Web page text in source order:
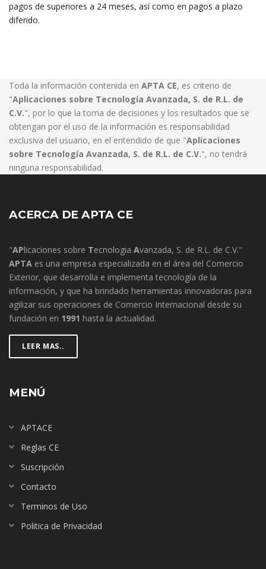
pagos de superiores a 24 meses, así como en pagos a plazo
diferido.
Toda la información contenida en APTA CE, es criterio de
"Aplicaciones sobre Tecnología Avanzada, S. de R.L. de
C.V.", por lo que la toma de decisiones y los resultados que se
obtengan por el uso de la información es responsabilidad
exclusiva del usuario, en el entendido de que "Aplicaciones
sobre Tecnología Avanzada, S. de R.L. de C.V.", no tendrá
ninguna responsabilidad.
ACERCA DE APTA CE
"APlicaciones sobre Tecnologia Avanzada, S. de R.L. de C.V."
APTA es una empresa especializada en el área del Comercio
Exterior, que desarrolla e implementa tecnología de la
información, y que ha brindado herramientas innovadoras para
agilizar sus operaciones de Comercio Internacional desde su
fundación en 1991 hasta la actualidad.
LEER MAS..
MENÚ
APTACE
Reglas CE
Suscripción
Contacto
Terminos de Uso
Politica de Privacidad